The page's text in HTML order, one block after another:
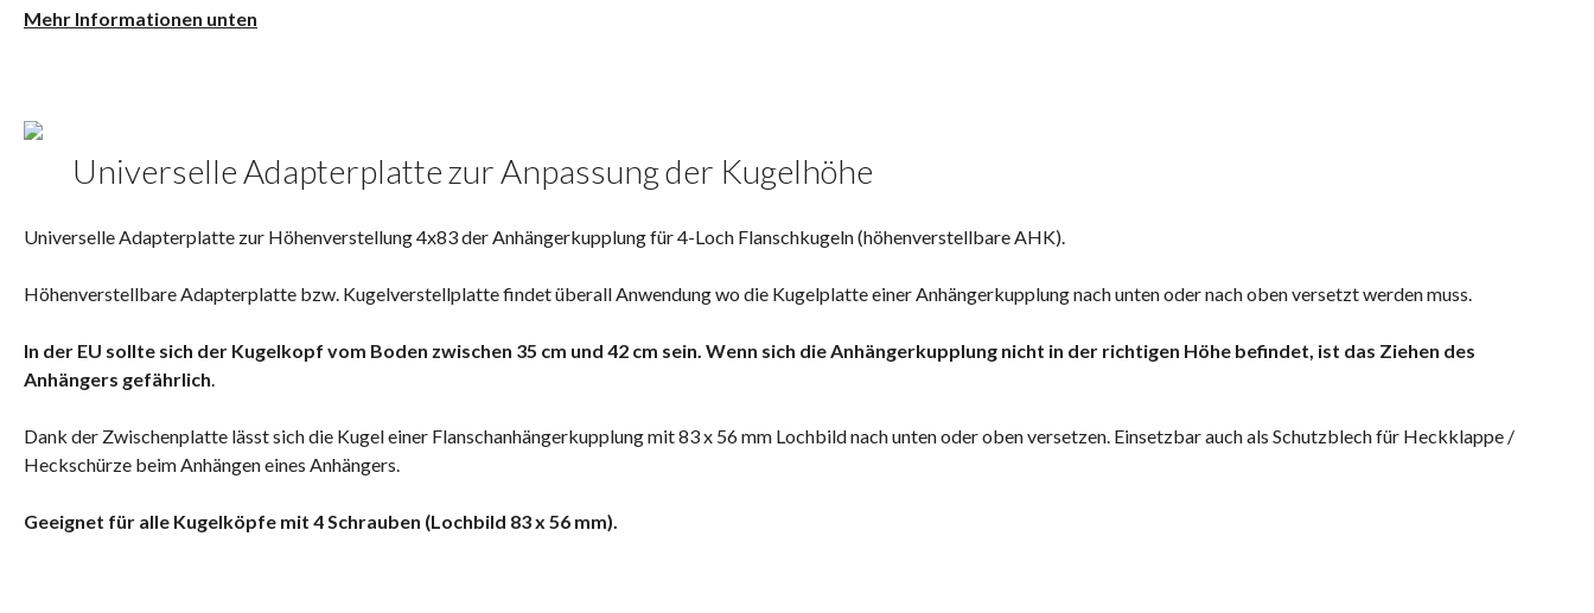
Mehr Informationen unten
Universelle Adapterplatte zur Anpassung der Kugelhöhe
Universelle Adapterplatte zur Höhenverstellung 4x83 der Anhängerkupplung für 4-Loch Flanschkugeln (höhenverstellbare AHK).
Höhenverstellbare Adapterplatte bzw. Kugelverstellplatte findet überall Anwendung wo die Kugelplatte einer Anhängerkupplung nach unten oder nach oben versetzt werden muss.
In der EU sollte sich der Kugelkopf vom Boden zwischen 35 cm und 42 cm sein. Wenn sich die Anhängerkupplung nicht in der richtigen Höhe befindet, ist das Ziehen des
Anhängers gefährlich.
Dank der Zwischenplatte lässt sich die Kugel einer Flanschanhängerkupplung mit 83 x 56 mm Lochbild nach unten oder oben versetzen. Einsetzbar auch als Schutzblech für Heckklappe /
Heckschürze beim Anhängen eines Anhängers.
Geeignet für alle Kugelköpfe mit 4 Schrauben (Lochbild 83 x 56 mm).